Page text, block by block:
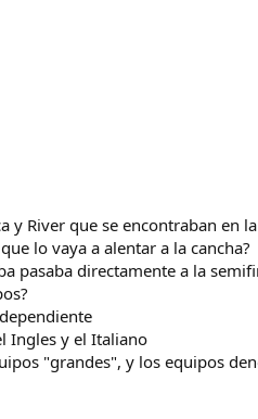
y River que se encontraban en
lo vaya a alentar a la cancha?
pasaba directamente a la
Ingles y el Italiano
"grandes", y los equipos